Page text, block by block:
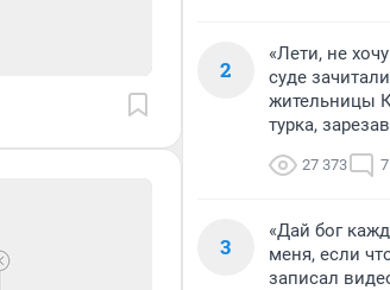
2
«Лети, не
суде
жительницы
турка,
27 373 7
3
«Дай бог
меня, если
записал